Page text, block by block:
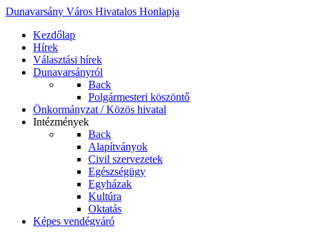
Dunavarsány Város Hivatalos Honlapja
Kezdőlap
Hírek
Választási hírek
Dunavarsányról
Back
Polgármesteri köszöntő
Önkormányzat / Közös hivatal
Intézmények
Back
Alapítványok
Civil szervezetek
Egészségügy
Egyházak
Kultúra
Oktatás
Képes vendégváró